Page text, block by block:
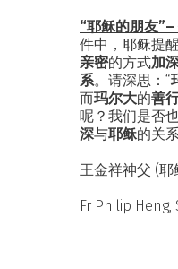
“耶稣的朋友”–
件中，耶稣提
亲密的方式加
系。请深思：“
而玛尔大的善
呢？我们是否
深与耶稣的关
王金祥神父 (耶
Fr Philip Heng,